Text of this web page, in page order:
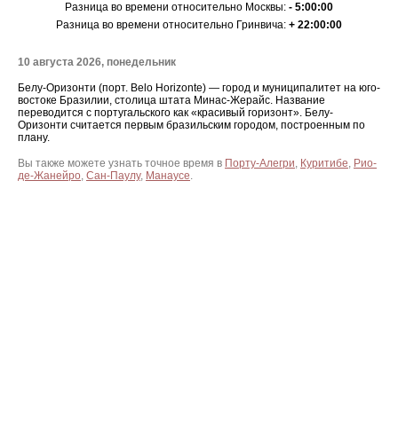
Разница во времени относительно Москвы: - 5:00:00
Разница во времени относительно Гринвича: + 22:00:00
10 августа 2026, понедельник
Белу-Оризонти (порт. Belo Horizonte) — город и муниципалитет на юго-
востоке Бразилии, столица штата Минас-Жерайс. Название
переводится с португальского как «красивый горизонт». Белу-
Оризонти считается первым бразильским городом, построенным по
плану.
Вы также можете узнать точное время в Порту-Алегри, Куритибе, Рио-
де-Жанейро, Сан-Паулу, Манаусе.